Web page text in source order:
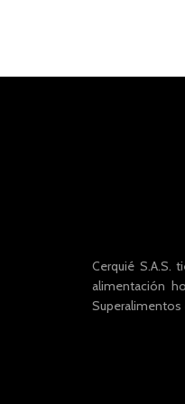
Cerquié S.A.S.
alimentación
Superalimentos